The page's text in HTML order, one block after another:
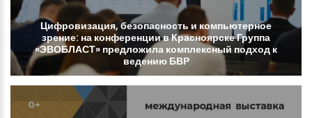
Цифровизация, безопасность и компьютерное
зрение: на конференциивКрасноярскеГруппа
«ЭВОБЛАСТ» предложила комплексный подход к
ведению БВР